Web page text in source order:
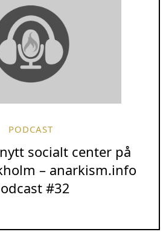
PODCAST
socialt center på
– anarkism.info
#32